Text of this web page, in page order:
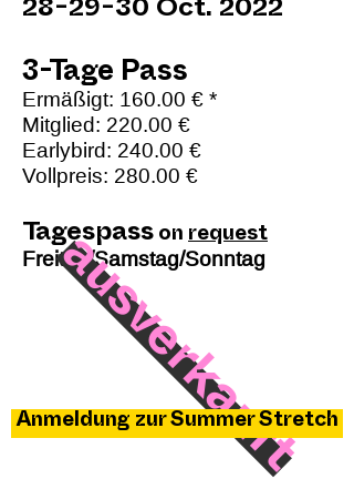
28-29-30 Oct. 2022
3-Tage Pass
Ermäßigt: 160.00 € *
Mitglied: 220.00 €
Earlybird: 240.00 €
Vollpreis: 280.00 €
Tagespass on request
Freitag/Samstag/Sonntag
ausverkauft
Anmeldung zur Summer Stretch